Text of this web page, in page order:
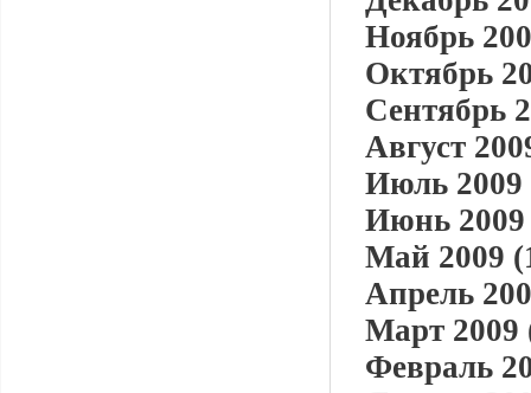
Ноябрь
Октябрь
Сентябрь
Август
Июль 2009
Июнь 2009
Май 2009
Апрель
Март 2009
Февраль